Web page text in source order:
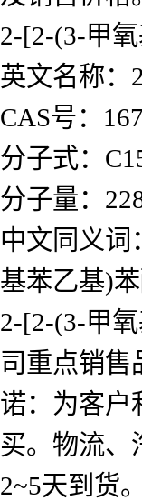
2-[2-(3-甲
英文名称：
CAS号：
分子式：
分子量：
中文同义词
基苯乙基)
2-[2-(3-甲
司重点销售
诺：为客户
买。物流、
2~5天到货